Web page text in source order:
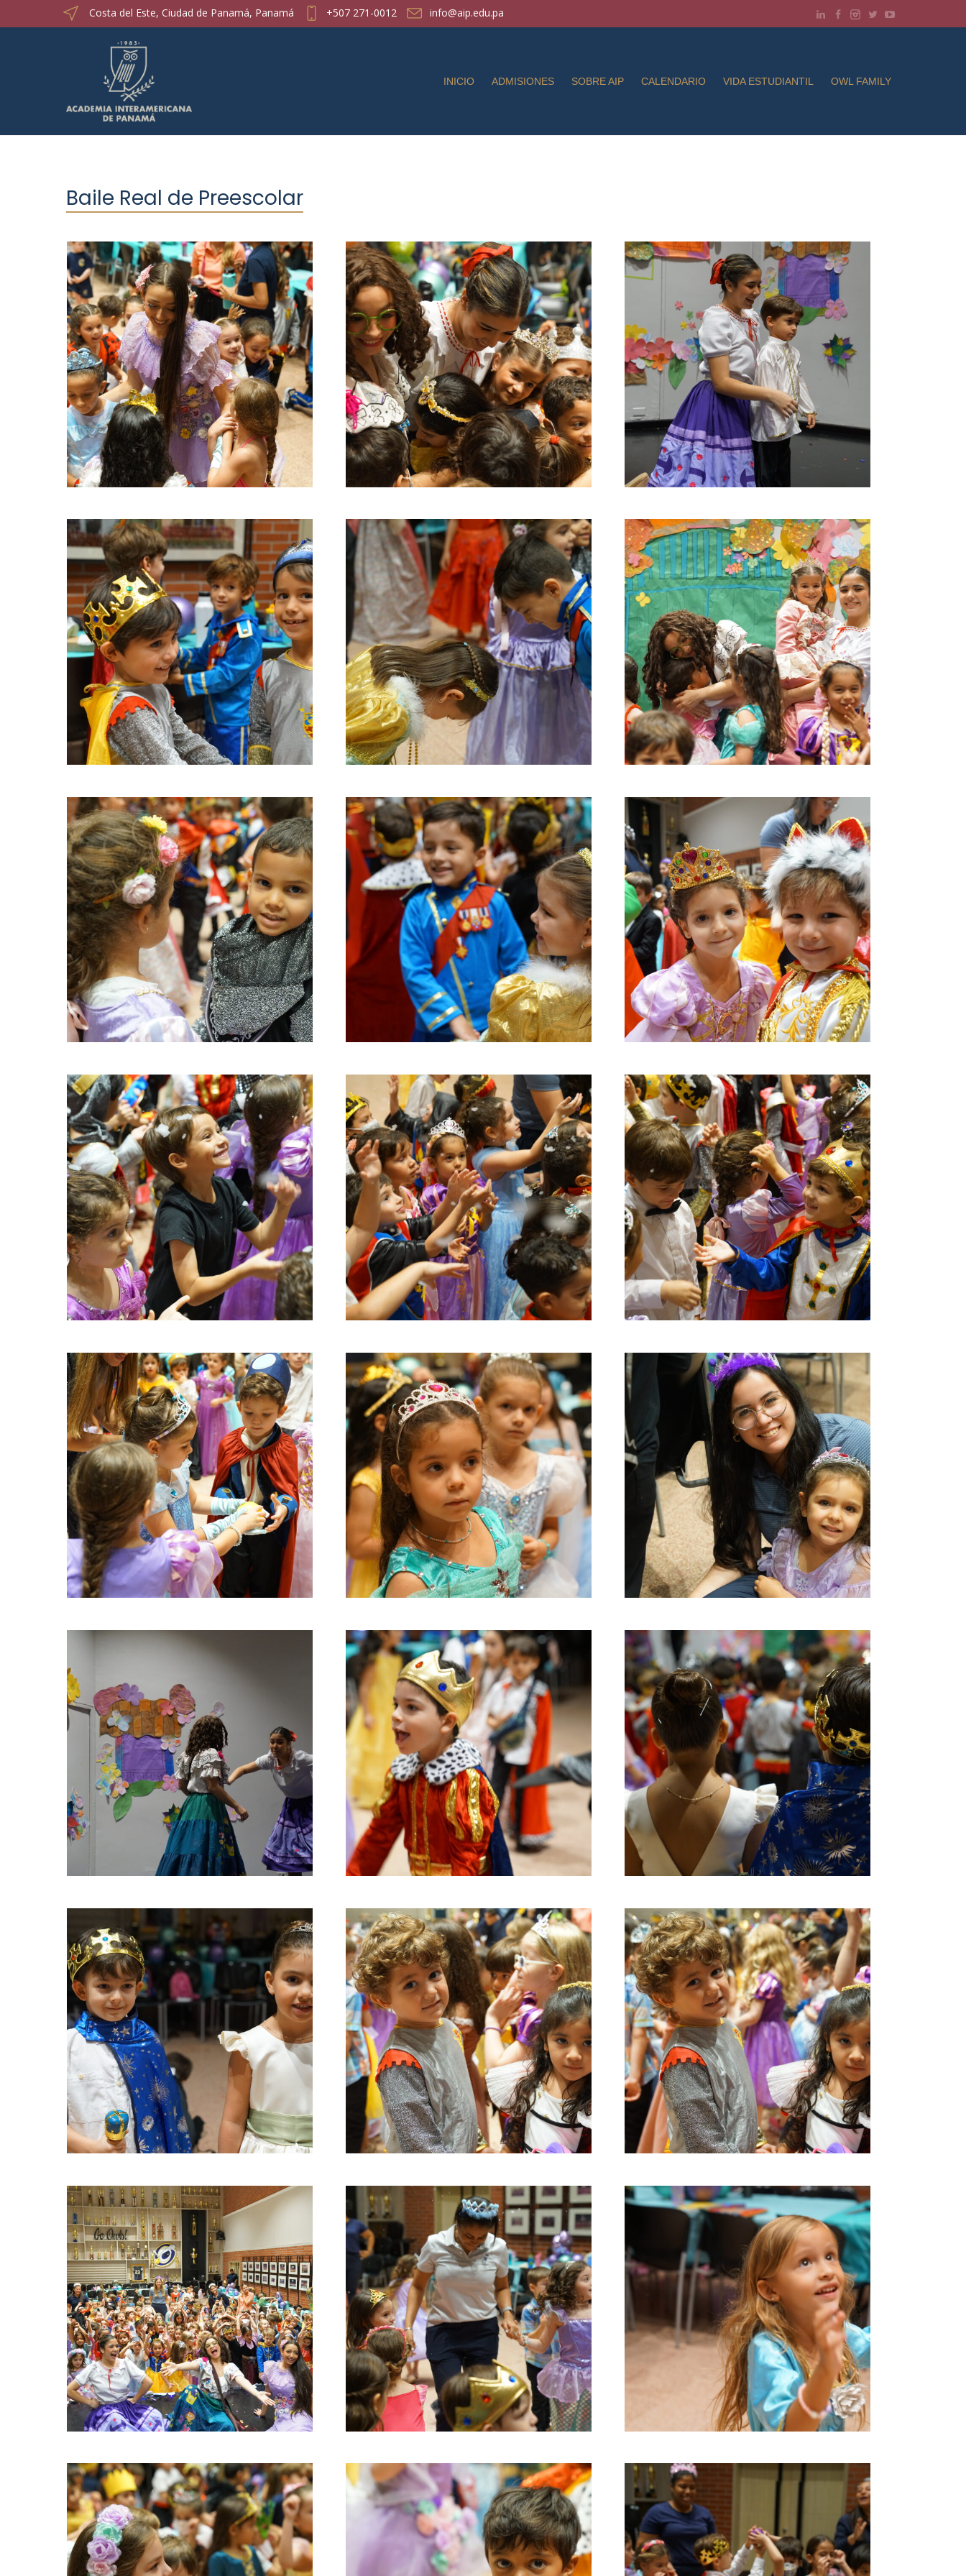
Costa del Este, Ciudad de Panamá, Panamá +507 271-0012 info@aip.edu.pa
INICIO ADMISIONES SOBRE AIP CALENDARIO VIDA ESTUDIANTIL OWL FAMILY
Baile Real de Preescolar